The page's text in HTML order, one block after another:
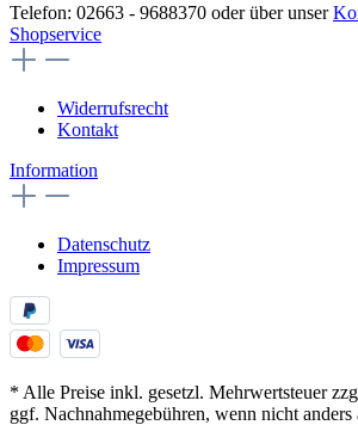
Telefon: 02663 - 9688370 oder über unser
Shopservice
Widerrufsrecht
Kontakt
Information
Datenschutz
Impressum
* Alle Preise inkl. gesetzl. Mehrwertsteuer
ggf. Nachnahmegebühren, wenn nicht anders